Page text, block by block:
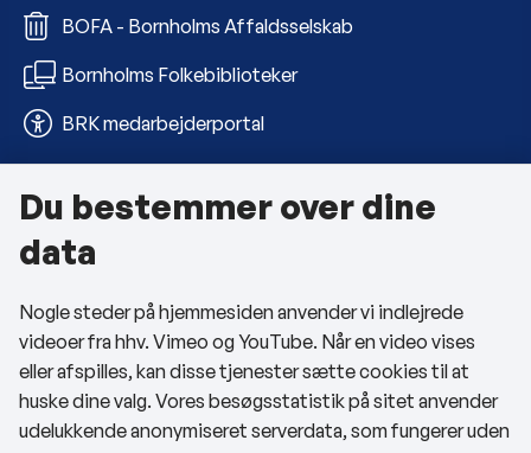
BOFA - Bornholms Affaldsselskab
Bornholms Folkebiblioteker
BRK medarbejderportal
Om kommunen
Kontakt os
Telefon- og åbningstider
Tilgængelighedserklæring
Privatlivspolitik
Du bestemmer over dine
data
Nogle steder på hjemmesiden anvender vi indlejrede
videoer fra hhv. Vimeo og YouTube. Når en video vises
eller afspilles, kan disse tjenester sætte cookies til at
huske dine valg. Vores besøgsstatistik på sitet anvender
udelukkende anonymiseret serverdata, som fungerer uden